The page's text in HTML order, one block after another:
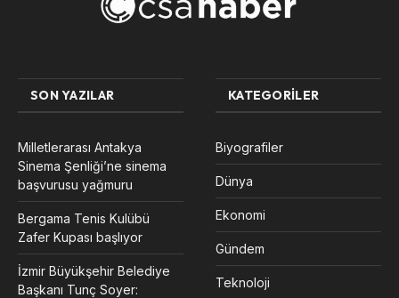
SON YAZILAR
Milletlerarası Antakya
Sinema Şenliği’ne sinema
başvurusu yağmuru
Bergama Tenis Kulübü
Zafer Kupası başlıyor
İzmir Büyükşehir Belediye
Başkanı Tunç Soyer:
KATEGORILER
Biyografiler
Dünya
Ekonomi
Gündem
Teknoloji